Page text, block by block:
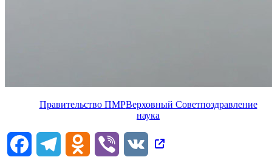
Правительство ПМРВерховный Советпоздравление
наука
FacebookTelegram Odnoklassniki
Viber
VK